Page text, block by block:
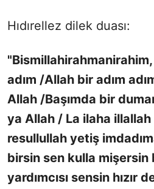
Hıdırellez dilek duası:
adım /Allah bir adım
Allah /Başımda bir
ya Allah / La ilaha
resullullah yetiş
birsin sen kulla mişersin
yardımcısı sensin hızır